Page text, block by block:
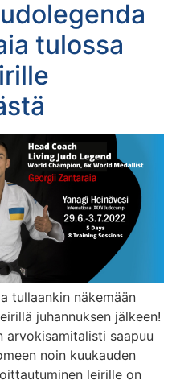
tulossa
tullaankin näkemään
juhannuksen jälkeen!
arvokisamitalisti saapuu
noin kuukauden
leirille on